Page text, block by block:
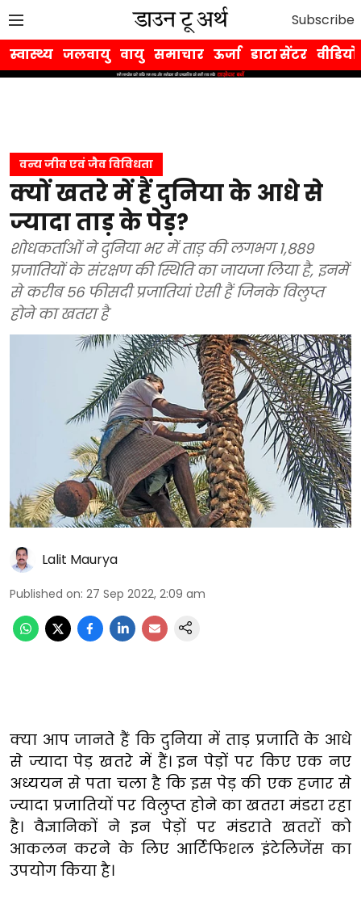
Subscribe
स्वास्थ्य जलवायु वायु समाचार ऊर्जा डाटा सेंटर वीडियो
वन्य जीव एवं जैव विविधता
क्यों खतरे में हैं दुनिया के आधे से
ज्यादा ताड़ के पेड़?
शोधकर्ताओं ने दुनिया भर में ताड़ की लगभग 1,889
प्रजातियों के संरक्षण की स्थिति का जायजा लिया है, इनमें
से करीब 56 फीसदी प्रजातियां ऐसी हैं जिनके विलुप्त
होने का खतरा है
Lalit Maurya
Published on: 27 Sep 2022, 2:09 am
क्या आप जानते हैं कि दुनिया में ताड़ प्रजाति के आधे
से ज्यादा पेड़ खतरे में हैं। इन पेड़ों पर किए एक नए
अध्ययन से पता चला है कि इस पेड़ की एक हजार से
ज्यादा प्रजातियों पर विलुप्त होने का खतरा मंडरा रहा
है। वैज्ञानिकों ने इन पेड़ों पर मंडराते खतरों को
आकलन करने के लिए आर्टिफिशल इंटेलिजेंस का
उपयोग किया है।